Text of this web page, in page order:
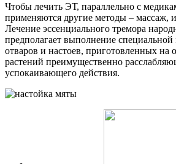
Чтобы лечить ЭТ, параллельно с
применяются другие методы – массаж,
Лечение эссенциального тремора
предполагает выполнение
отваров и настоев, приготовленных на
растений преимущественно
успокаивающего действия.